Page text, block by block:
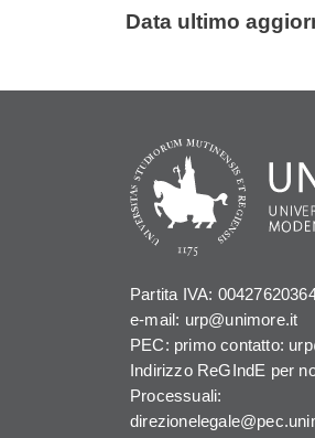
Data ultimo
Partita IVA:
e-mail: urp@unimore.it
PEC: primo contatto:
Indirizzo ReGIndE per
Processuali: